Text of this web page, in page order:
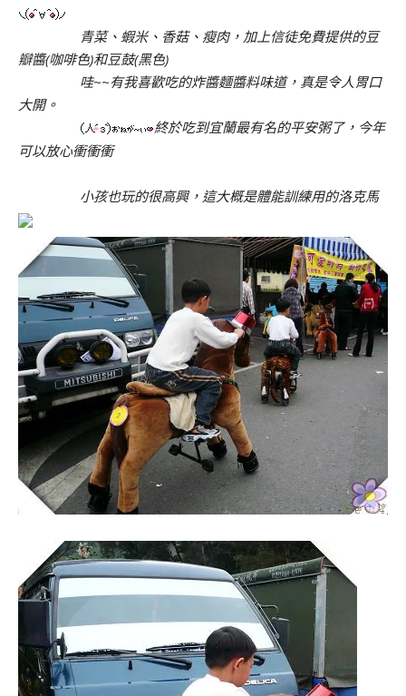
青菜、蝦米、香菇、瘦肉，加上信徒免費提供的豆
瓣醬(咖啡色)和豆鼓(黑色)
哇~~有我喜歡吃的炸醬麵醬料味道，真是令人胃口
大開。
終於吃到宜蘭最有名的平安粥了，今年
可以放心衝衝衝
小孩也玩的很高興，這大概是體能訓練用的洛克馬